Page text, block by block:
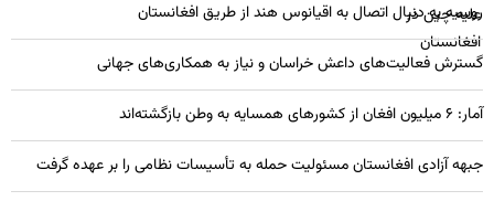
روسیه به دنبال اتصال به اقیانوس هند از طریق افغانستان
گسترش فعالیت‌های داعش خراسان و نیاز به همکاری‌های جهانی
آمار: ۶ میلیون افغان از کشورهای همسایه به وطن بازگشته‌اند
جبهه آزادی افغانستان مسئولیت حمله به تأسیسات نظامی را بر عهده گرفت